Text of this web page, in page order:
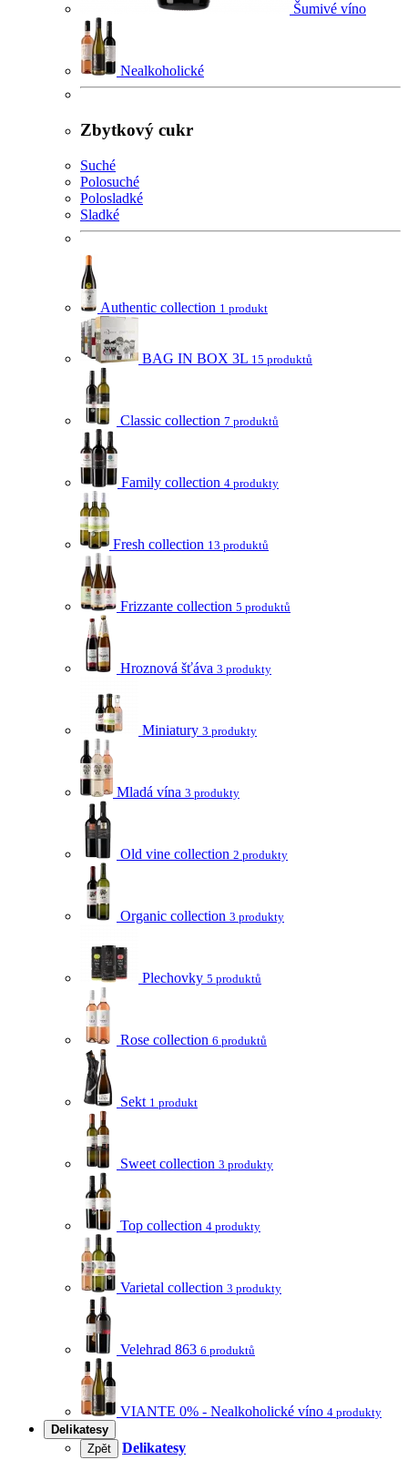
Šumivé víno
Nealkoholické
Zbytkový cukr
Suché
Polosuché
Polosladké
Sladké
Authentic collection 1 produkt
BAG IN BOX 3L 15 produktů
Classic collection 7 produktů
Family collection 4 produkty
Fresh collection 13 produktů
Frizzante collection 5 produktů
Hroznová šťáva 3 produkty
Miniatury 3 produkty
Mladá vína 3 produkty
Old vine collection 2 produkty
Organic collection 3 produkty
Plechovky 5 produktů
Rose collection 6 produktů
Sekt 1 produkt
Sweet collection 3 produkty
Top collection 4 produkty
Varietal collection 3 produkty
Velehrad 863 6 produktů
VIANTE 0% - Nealkoholické víno 4 produkty
Delikatesy
Zpět
Delikatesy